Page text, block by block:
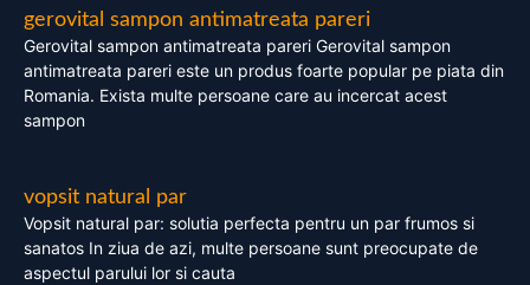
gerovital sampon antimatreata pareri
Gerovital sampon antimatreata pareri Gerovital sampon
antimatreata pareri este un produs foarte popular pe piata din
Romania. Exista multe persoane care au incercat acest
sampon
vopsit natural par
Vopsit natural par: solutia perfecta pentru un par frumos si
sanatos In ziua de azi, multe persoane sunt preocupate de
aspectul parului lor si cauta